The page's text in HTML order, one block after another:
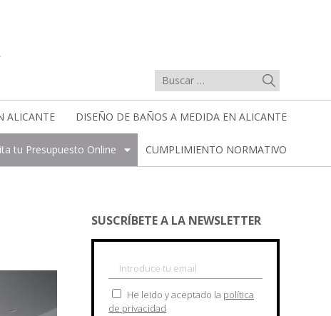
ALICANTE DISEÑO DE BAÑOS A MEDIDA EN ALICANTE
tu Presupuesto Online CUMPLIMIENTO NORMATIVO
SUSCRÍBETE A LA NEWSLETTER
He leido y aceptado la política
de privacidad